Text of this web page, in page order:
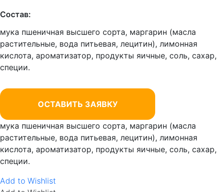
Состав:
мука пшеничная высшего сорта, маргарин (масла
растительные, вода питьевая, лецитин), лимонная
кислота, ароматизатор, продукты яичные, соль, сахар,
специи.
ОСТАВИТЬ ЗАЯВКУ
мука пшеничная высшего сорта, маргарин (масла
растительные, вода питьевая, лецитин), лимонная
кислота, ароматизатор, продукты яичные, соль, сахар,
специи.
Add to Wishlist